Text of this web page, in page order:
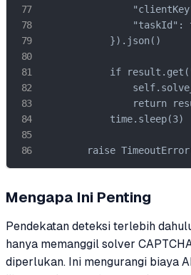
"taskId":
            }).json()
if
return
            time.sleep(3)
raise
Mengapa Ini Penting
Pendekatan deteksi terlebih
hanya memanggil solver
diperlukan. Ini mengurangi biaya